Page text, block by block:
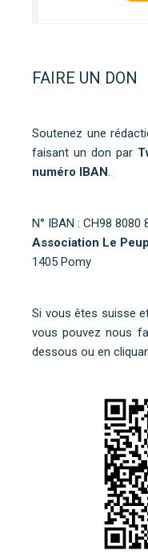
FAIRE UN DON
Soutenez une
faisant un don par
numéro IBAN.
N° IBAN : CH98 8080
Association Le
1405 Pomy
Si vous êtes suisse
vous pouvez nous
dessous ou en